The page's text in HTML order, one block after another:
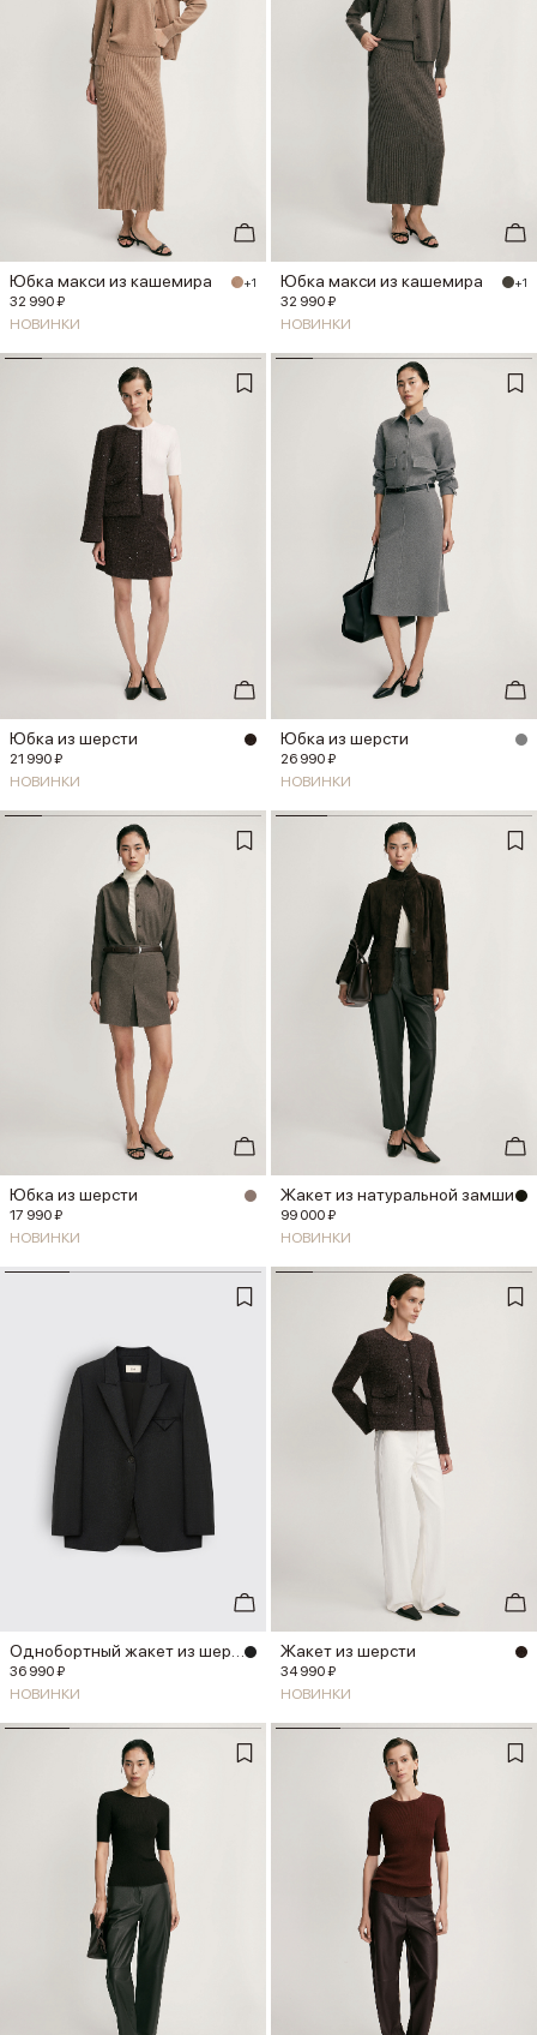
Юбка макси из кашемира +1
32 990 ₽
НОВИНКИ
Юбка макси из кашемира +1
32 990 ₽
НОВИНКИ
Юбка из шерсти
21 990 ₽
НОВИНКИ
Юбка из шерсти
26 990 ₽
НОВИНКИ
Юбка из шерсти
17 990 ₽
НОВИНКИ
Жакет из натуральной замши
99 000 ₽
НОВИНКИ
36 990 ₽
НОВИНКИ
Жакет из шерсти
34 990 ₽
НОВИНКИ